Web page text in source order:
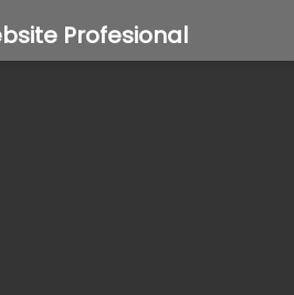
Profesional